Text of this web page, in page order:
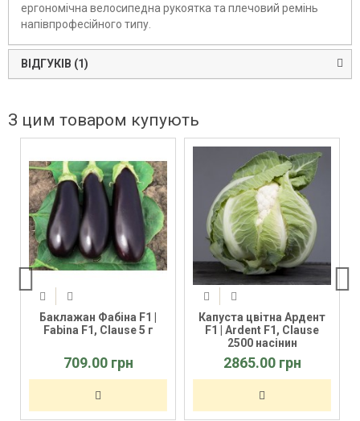
ергономічна велосипедна рукоятка та плечовий ремінь
напівпрофесійного типу.
ВІДГУКІВ (1)
З цим товаром купують
Баклажан Фабіна F1 |
Fabina F1, Clause 5 г
709.00 грн
Капуста цвітна Ардент
F1 | Ardent F1, Clause
2500 насінин
2865.00 грн